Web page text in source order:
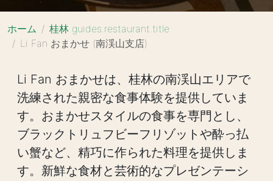
ホーム
桂林 guides.restaurant.title
Li Fan おまかせ (南渓山支店)
Li Fan おまかせは、桂林の南渓山エリアで
洗練された親密な食事体験を提供していま
す。おまかせスタイルの食事を専門とし、
ブラックトリュフビーフリゾットや酔っ払
い蟹など、精巧に作られた料理を提供しま
す。新鮮な食材と芸術的なプレゼンテーシ